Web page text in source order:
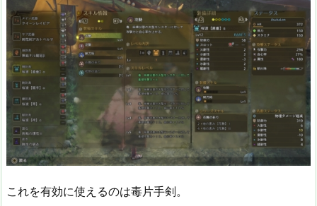
これを有効に使えるのは毒片手剣。